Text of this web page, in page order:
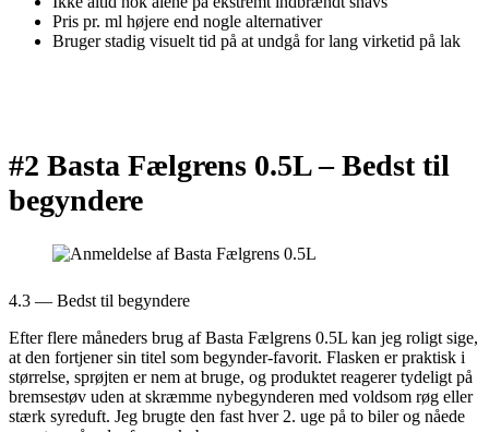
Pris pr. ml højere end nogle alternativer
Bruger stadig visuelt tid på at undgå for lang virketid på lak
#2 Basta Fælgrens 0.5L –Bedst til
begyndere
4.3 — Bedst til begyndere
Efter flere måneders brug af Basta Fælgrens 0.5L kan jeg roligt sige,
at den fortjener sin titel som begynder-favorit. Flasken er praktisk i
størrelse, sprøjten er nem at bruge, og produktet reagerer tydeligt på
bremsestøv uden at skræmme nybegynderen med voldsom røg eller
stærk syreduft. Jeg brugte den fast hver 2. uge på to biler og nåede